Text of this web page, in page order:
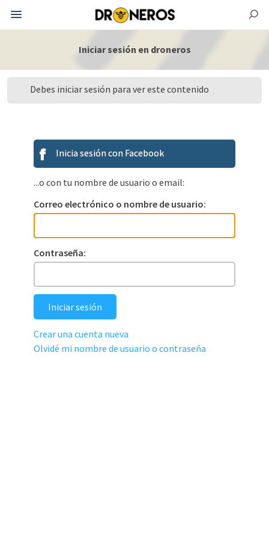
Iniciar sesión en droneros
Debes iniciar sesión para ver este contenido
Inicia sesión con Facebook
...o con tu nombre de usuario o email:
Correo electrónico o nombre de usuario:
Contraseña:
Iniciar sesión
Crear una cuenta nueva
Olvidé mi nombre de usuario o contraseña